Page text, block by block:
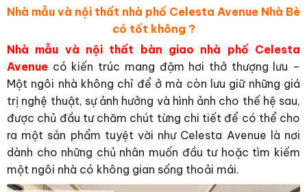
Nhà mẫu và nội thất nhà phố Celesta Avenue Nhà Bè
có tốt không ?
Nhà mẫu và nội thất bàn giao nhà phố Celesta
Avenue có kiến trúc mang đậm hơi thở thượng lưu –
Một ngôi nhà không chỉ để ở mà còn lưu giữ những giá
trị nghệ thuật, sự ảnh hưởng và hình ảnh cho thế hệ sau,
được chủ đầu tư chăm chút từng chi tiết để có thể cho
ra một sản phẩm tuyệt vời như Celesta Avenue là nơi
dành cho những chủ nhân muốn đầu tư hoặc tìm kiếm
một ngôi nhà có không gian sống thoải mái.